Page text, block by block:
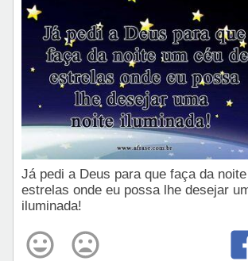
Já pedi a Deus para que faça da
estrelas onde eu possa lhe desejar
iluminada!